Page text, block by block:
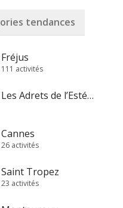
tendances
Fréjus
111 activités
Les Adrets de l’Estérel
Cannes
26 activités
Saint Tropez
23 activités